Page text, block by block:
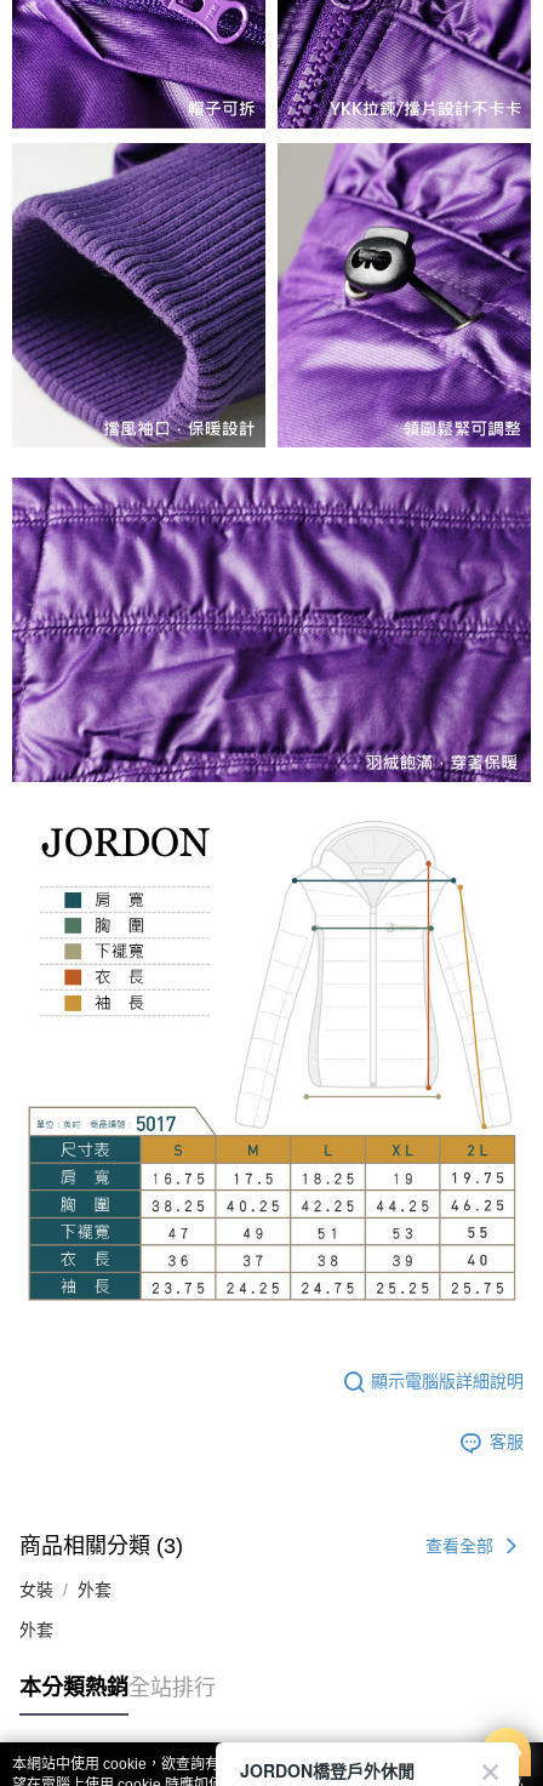
顯示電腦版詳細說明
客服
商品相關分類 (3) 查看全部
女裝 外套
外套
本分類熱銷全站排行
本網站中使用 cookie，欲查詢有關本網站使用 cookie 方式之詳情，及若您不希
JORDON橋登戶外休閒